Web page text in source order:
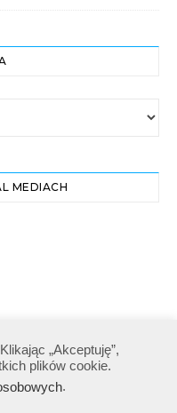
MEDIACH
„Akceptuję”,
plików cookie.
.